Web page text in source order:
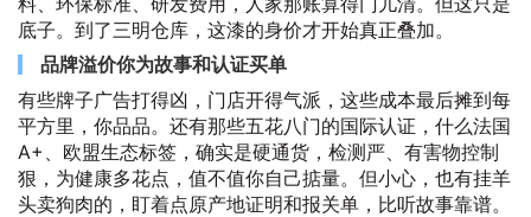
底子。到了三明仓库，这漆的身价才开始真正叠加。
品牌溢价你为故事和认证买单
有些牌子广告打得凶，门店开得气派，这些成本最后摊到每
平方里，你品品。还有那些五花八门的国际认证，什么法国
A+、欧盟生态标签，确实是硬通货，检测严、有害物控制
狠，为健康多花点，值不值你自己掂量。但小心，也有挂羊
头卖狗肉的，盯着点原产地证明和报关单，比听故事靠谱。